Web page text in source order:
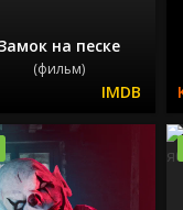
на песке
(фильм)